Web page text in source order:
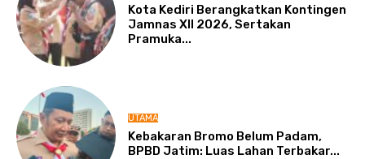
Kota Kediri Berangkatkan Kontingen
Jamnas XII 2026, Sertakan
Pramuka...
UTAMA
Kebakaran Bromo Belum Padam,
BPBD Jatim: Luas Lahan Terbakar...